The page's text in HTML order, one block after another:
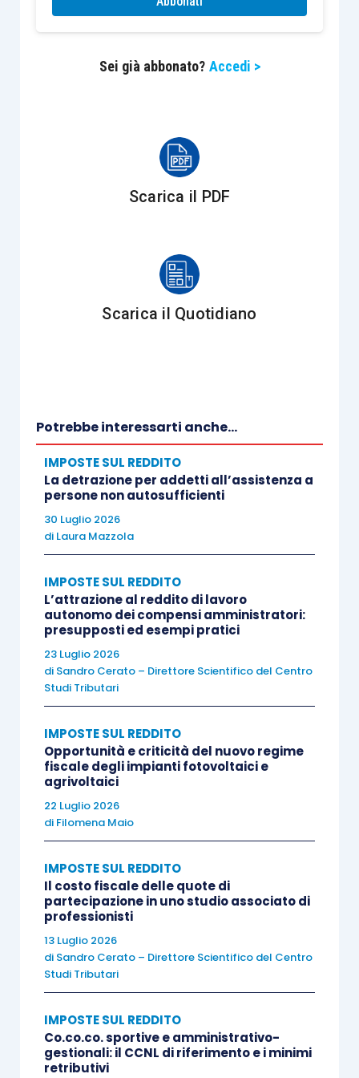
del primo anno successivo ed il 30 novembre
dovranno essere maggiorate degli interessi del
L’opzione per la rideterminazione del costo o
valore di acquisto delle partecipazioni e
conseguente obbligazione tributaria
considerano perfezionate con il versamento,
dell’intero importo dell’imposta
ovvero, in caso di pagamento rateale, della
partecipazioni o dei terreni posseduti, non è
tenuto al versamento dellerate ancora pendenti
della precedente rivalutazione
scomputare l’imposta sostitutiva già versata
dall’imposta dovutaper la nuova rivalutazione
Qualora vi fosse stato un versamento rateale
della precedente imposta sostitutiva, devono
esseresterilizzati gli interessidovutisulle rate
successive alla prima
rideterminazione che comporta unadiminuzione
del valore della partecipazione
precedentemente versata, che non è stato
possibile scomputare dalla “nuova” imposta
sostitutiva per incapienza
chiesta a rimborso
del costo fiscale di partecipazioni, l’assunzione
delvalore rivalutato in luogo del costo o valore
di acquisto
minusvalenze utilizzabili in compensazione o
riportabili nei periodi d’imposta successivi, ai
sensi dell’articolo 68, Tuir. In caso di successiva
cessione delle partecipazioni rivalutate, quindi,
qualora il valore rivalutato siasuperiore al prezzo
di cessione, la minusvalenza non può assumere
Sei già abbonato? Accedi >
Scarica il PDF
Scarica il Quotidiano
Potrebbe interessarti anche...
IMPOSTE SUL REDDITO
La detrazione per addetti all’assistenza a
persone non autosufficienti
30 Luglio 2026
di Laura Mazzola
IMPOSTE SUL REDDITO
L’attrazione al reddito di lavoro
autonomo dei compensi amministratori:
presupposti ed esempi pratici
23 Luglio 2026
di Sandro Cerato – Direttore Scientifico del Centro
Studi Tributari
IMPOSTE SUL REDDITO
Opportunità e criticità del nuovo regime
fiscale degli impianti fotovoltaici e
agrivoltaici
22 Luglio 2026
di Filomena Maio
IMPOSTE SUL REDDITO
Il costo fiscale delle quote di
partecipazione in uno studio associato di
professionisti
13 Luglio 2026
di Sandro Cerato – Direttore Scientifico del Centro
Studi Tributari
IMPOSTE SUL REDDITO
Co.co.co. sportive e amministrativo-
gestionali: il CCNL di riferimento e i minimi
retributivi